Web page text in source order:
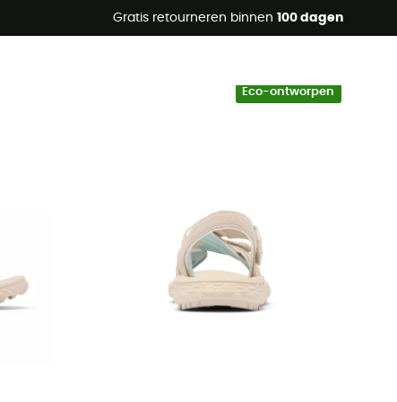
Gratis retourneren binnen 100 dagen
Zomeraanbiedingen 🔥 -5% EXTRA vanaf 2 producten* met code
Eco-ontworpen